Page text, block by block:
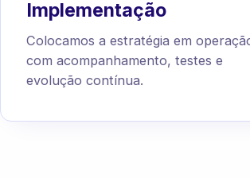
Implementação
Colocamos a estratégia em
com acompanhamento, testes e
evolução contínua.